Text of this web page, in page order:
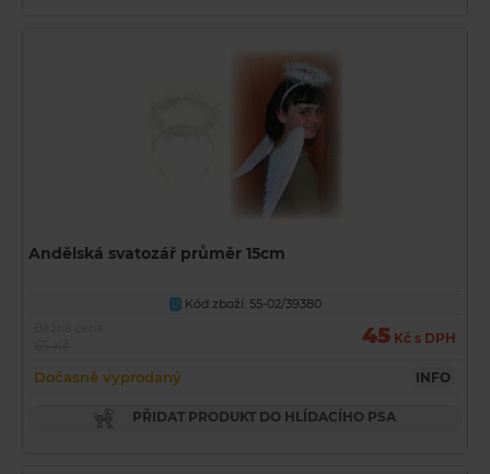
Andělská svatozář průměr 15cm
U Kód zboží: 55-02/39380
45 Kč s DPH
Dočasně vyprodaný INFO
PŘIDAT PRODUKT DO HLÍDACÍHO PSA